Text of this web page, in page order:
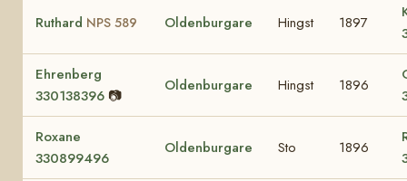
Ruthard NPS 589 Oldenburgare Hingst 1897
Ehrenberg
330138396 📷
Oldenburgare Hingst 1896
Roxane
330899496
Oldenburgare Sto 1896